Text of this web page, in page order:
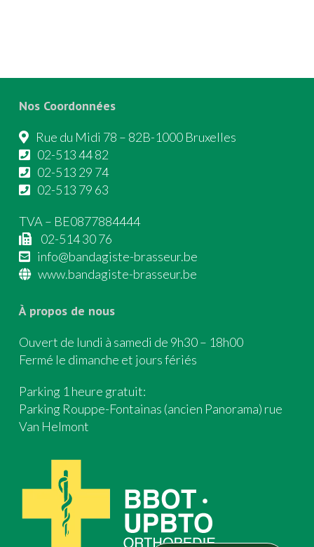
Nos Coordonnées
Rue du Midi 78 – 82B-1000 Bruxelles
02-513 44 82
02-513 29 74
02-513 79 63
TVA – BE0877884444
02-514 30 76
info@bandagiste-brasseur.be
www.bandagiste-brasseur.be
À propos de nous
Ouvert de lundi à samedi de 9h30 – 18h00
Fermé le dimanche et jours fériés
Parking 1 heure gratuit:
Parking Rouppe-Fontainas (ancien Panorama) rue
Van Helmont